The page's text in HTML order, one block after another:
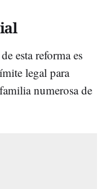
esta reforma es
legal para
numerosa de